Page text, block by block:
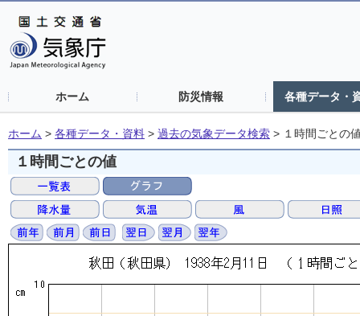
ホーム 防災情報 各種データ・
ホーム > 各種データ・資料 > 過去の気象データ検索 > １時間ごとの
１時間ごとの値